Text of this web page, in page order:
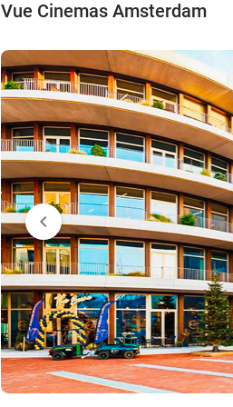
Vue Cinemas Amsterdam
chevron_left